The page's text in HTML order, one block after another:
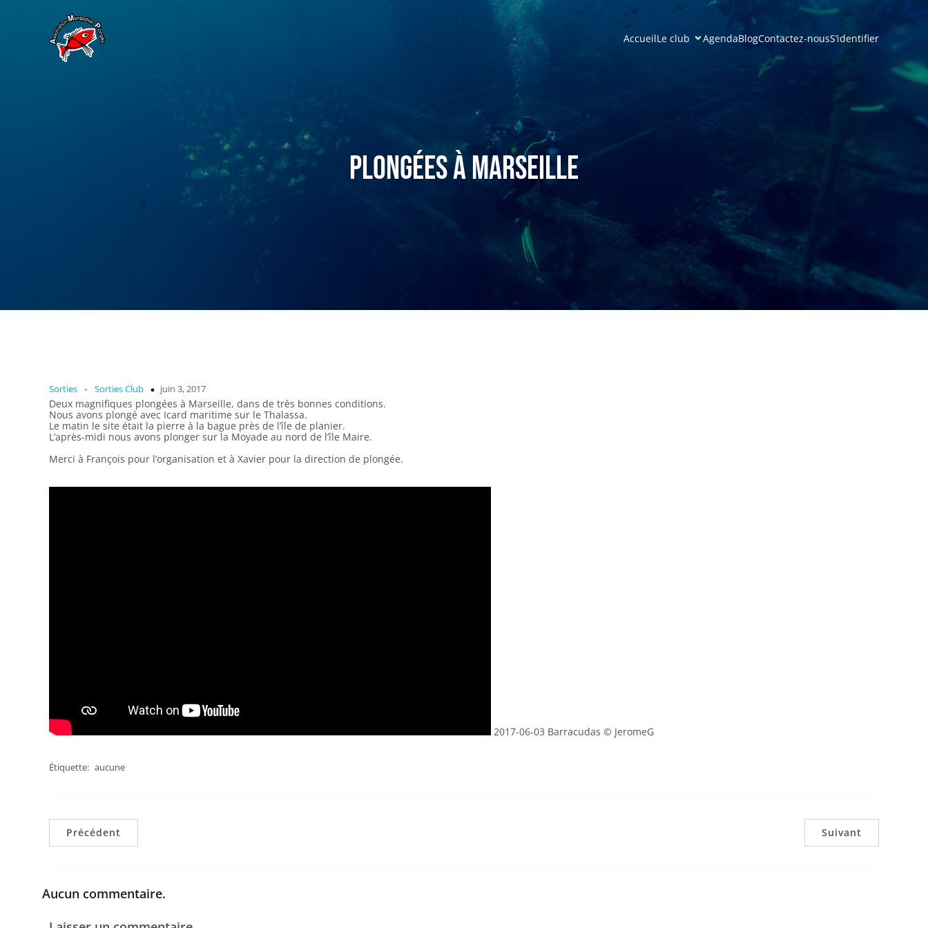
AccueilLe club AgendaBlogContactez-nousS’identifier
Plongées à Marseille
Sorties - Sorties Club juin 3, 2017
Deux magnifiques plongées à Marseille, dans de très bonnes conditions.
Nous avons plongé avec Icard maritime sur le Thalassa.
Le matin le site était la pierre à la bague près de l’île de planier.
L’après-midi nous avons plonger sur la Moyade au nord de l’île Maire.
Merci à François pour l’organisation et à Xavier pour la direction de plongée.
2017-06-03 Barracudas © JeromeG
Étiquette: aucune
Précédent Suivant
Aucun commentaire.